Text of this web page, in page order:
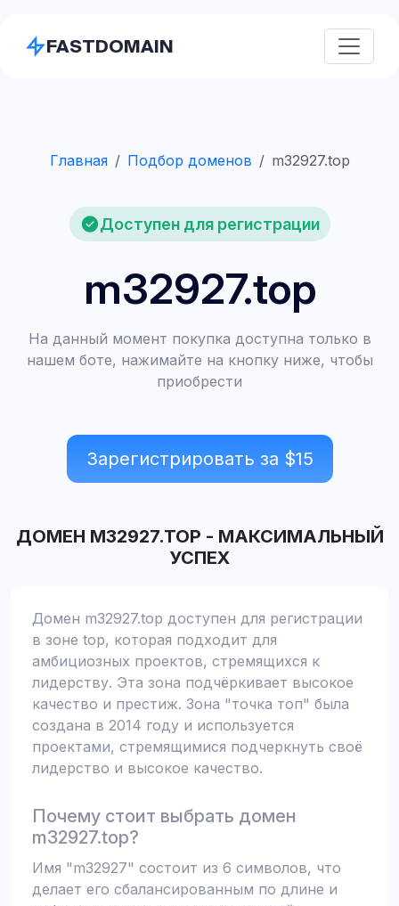
FASTDOMAIN
Главная Подбор доменов m32927.top
Доступен для регистрации
m32927.top
На данный момент покупка доступна только в
нашем боте, нажимайте на кнопку ниже, чтобы
приобрести
Зарегистрировать за $15
ДОМЕН M32927.TOP - МАКСИМАЛЬНЫЙ
УСПЕХ
Домен m32927.top доступен для регистрации
в зоне top, которая подходит для
амбициозных проектов, стремящихся к
лидерству. Эта зона подчёркивает высокое
качество и престиж. Зона "точка топ" была
создана в 2014 году и используется
проектами, стремящимися подчеркнуть своё
лидерство и высокое качество.
Почему стоит выбрать домен
m32927.top?
Имя "m32927" состоит из 6 символов, что
делает его сбалансированным по длине и